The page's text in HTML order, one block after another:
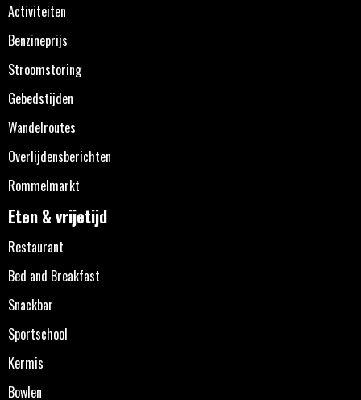
Activiteiten
Benzineprijs
Stroomstoring
Gebedstijden
Wandelroutes
Overlijdensberichten
Rommelmarkt
Eten & vrijetijd
Restaurant
Bed and Breakfast
Snackbar
Sportschool
Kermis
Bowlen